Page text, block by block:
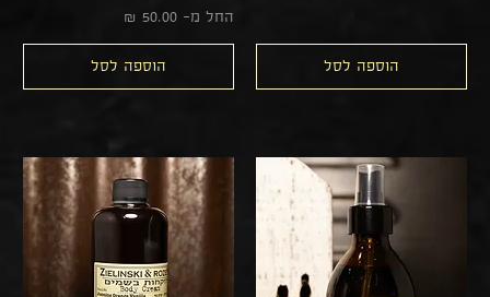
הוספה לסל
החל מ-
מחיר מבצע
הוספה לסל